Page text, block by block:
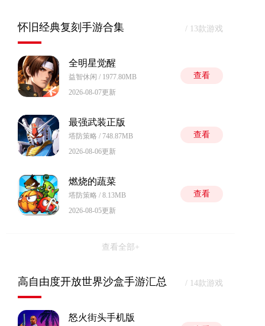
怀旧经典复刻手游合集 / 13款游戏
全明星觉醒
益智休闲 / 1977.80MB
2026-08-07更新
查看
最强武装正版
塔防策略 / 748.87MB
2026-08-06更新
查看
燃烧的蔬菜
塔防策略 / 8.13MB
2026-08-05更新
查看
查看全部+
高自由度开放世界沙盒手游汇总 / 14款游戏
怒火街头手机版